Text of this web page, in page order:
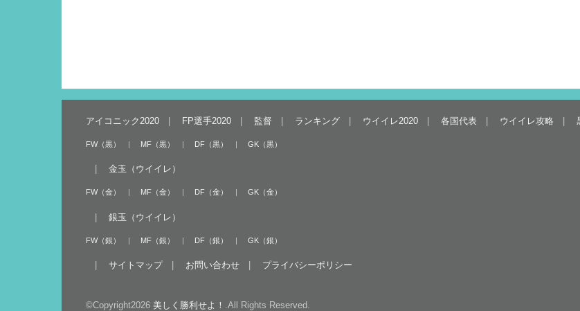
アイコニック2020 FP選手2020 監督 ランキング ウイイレ2020 各国代表 ウイイレ攻略
FW（黒） MF（黒） DF（黒） GK（黒）
金玉（ウイイレ）
FW（金） MF（金） DF（金） GK（金）
銀玉（ウイイレ）
FW（銀） MF（銀） DF（銀） GK（銀）
サイトマップ お問い合わせ プライバシーポリシー
©Copyright2026 美しく勝利せよ！ .All Rights Reserved.